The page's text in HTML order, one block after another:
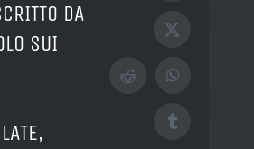
DA
SUI
X
RedditWhatsApp
Tumblr